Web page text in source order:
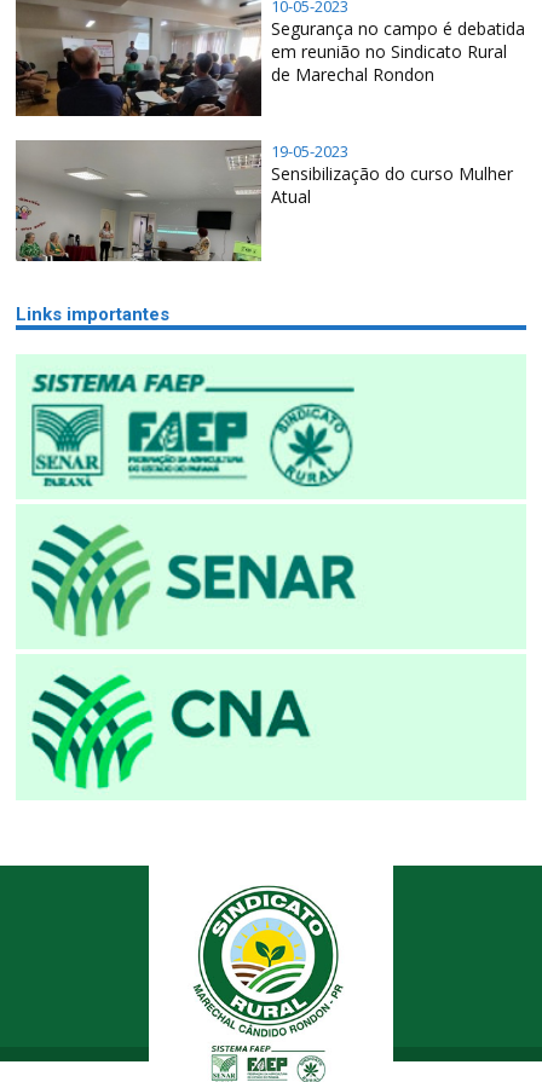
10-05-2023
Segurança no campo é debatida
em reunião no Sindicato Rural
de Marechal Rondon
19-05-2023
Sensibilização do curso Mulher
Atual
Links importantes